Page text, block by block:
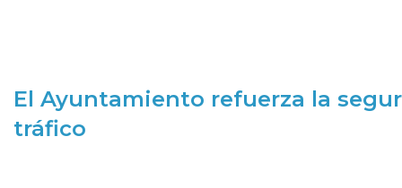
El Ayuntamiento refuerza la
tráfico